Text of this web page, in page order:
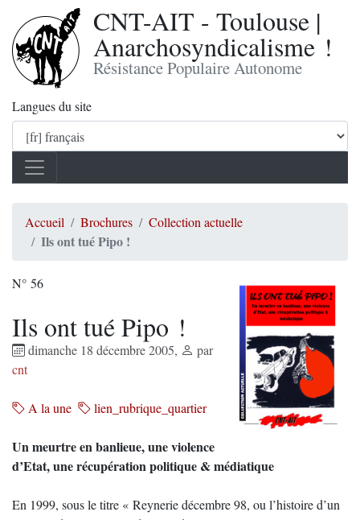
CNT-AIT - Toulouse |
Anarchosyndicalisme !
Résistance Populaire Autonome
Langues du site
Accueil Brochures Collection actuelle
Ils ont tué Pipo !
N° 56
Ils ont tué Pipo !
dimanche 18 décembre 2005,
par
cnt
A la une lien_rubrique_quartier
Un meurtre en banlieue, une violence
d’Etat, une récupération politique & médiatique
En 1999, sous le titre « Reynerie décembre 98, ou l’histoire d’un